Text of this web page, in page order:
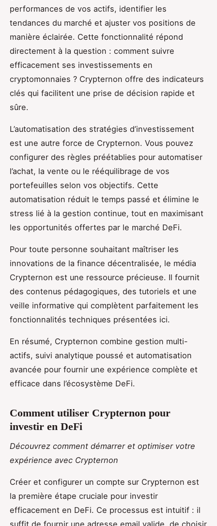
performances de vos actifs, identifier les
tendances du marché et ajuster vos positions de
manière éclairée. Cette fonctionnalité répond
directement à la question : comment suivre
efficacement ses investissements en
cryptomonnaies ? Crypternon offre des indicateurs
clés qui facilitent une prise de décision rapide et
sûre.
L’automatisation des stratégies d’investissement
est une autre force de Crypternon. Vous pouvez
configurer des règles préétablies pour automatiser
l’achat, la vente ou le rééquilibrage de vos
portefeuilles selon vos objectifs. Cette
automatisation réduit le temps passé et élimine le
stress lié à la gestion continue, tout en maximisant
les opportunités offertes par le marché DeFi.
Pour toute personne souhaitant maîtriser les
innovations de la finance décentralisée, le média
Crypternon est une ressource précieuse. Il fournit
des contenus pédagogiques, des tutoriels et une
veille informative qui complètent parfaitement les
fonctionnalités techniques présentées ici.
En résumé, Crypternon combine gestion multi-
actifs, suivi analytique poussé et automatisation
avancée pour fournir une expérience complète et
efficace dans l’écosystème DeFi.
Comment utiliser Crypternon pour
investir en DeFi
Découvrez comment démarrer et optimiser votre
expérience avec Crypternon
Créer et configurer un compte sur Crypternon est
la première étape cruciale pour investir
efficacement en DeFi. Ce processus est intuitif : il